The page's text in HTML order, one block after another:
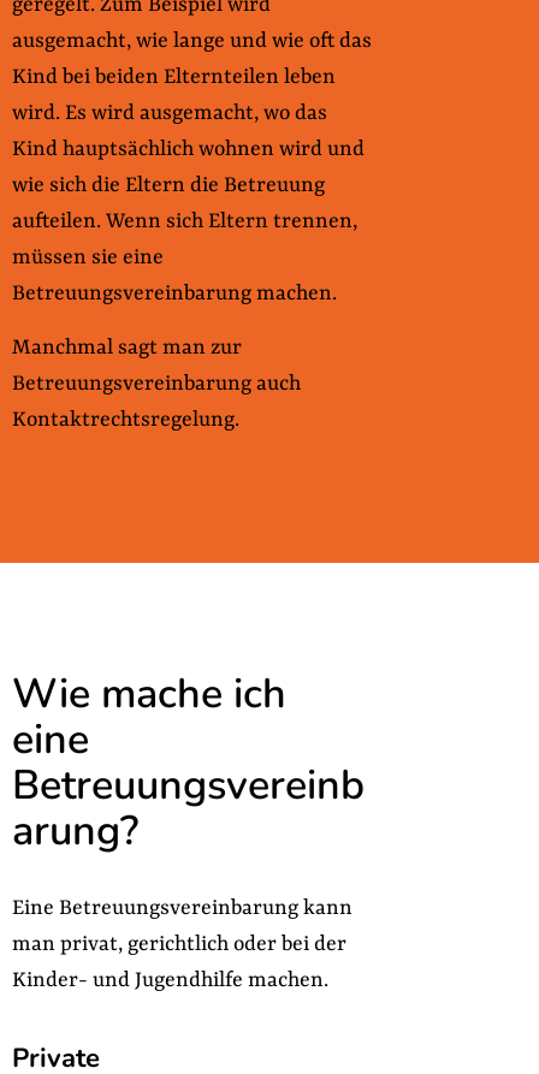
geregelt. Zum Beispiel wird
ausgemacht, wie lange und wie oft das
Kind bei beiden Elternteilen leben
wird. Es wird ausgemacht, wo das
Kind hauptsächlich wohnen wird und
wie sich die Eltern die Betreuung
aufteilen. Wenn sich Eltern trennen,
müssen sie eine
Betreuungsvereinbarung machen.
Manchmal sagt man zur
Betreuungsvereinbarung auch
Kontaktrechtsregelung.
Wie mache ich
eine
Betreuungsvereinb
arung?
Eine Betreuungsvereinbarung kann
man privat, gerichtlich oder bei der
Kinder- und Jugendhilfe machen.
Private